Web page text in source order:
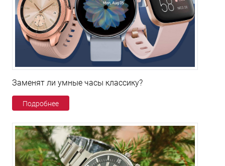
Заменят ли умные часы классику?
Подробнее